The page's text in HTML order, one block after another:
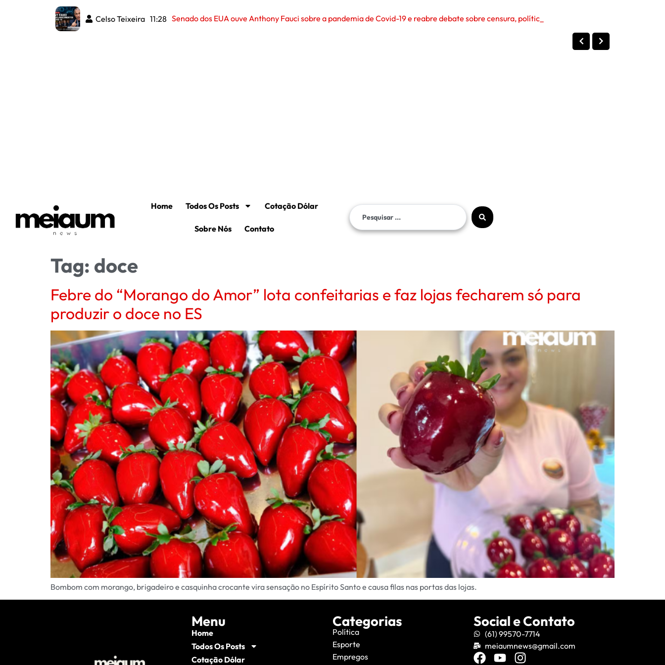
Celso Teixeira 11:28
Home Todos Os Posts Cotação Dólar
Sobre Nós Contato
Tag: doce
Febre do “Morango do Amor” lota confeitarias e faz lojas fecharem só para
produzir o doce no ES
Bombom com morango, brigadeiro e casquinha crocante vira sensação no Espírito Santo e causa filas nas portas das lojas.
Menu
Home
Todos Os Posts
Cotação Dólar
Categorias
Política
Esporte
Empregos
Social e Contato
(61) 99570-7714
meiaumnews@gmail.com